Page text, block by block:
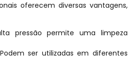
oferecem diversas vantagens,
pressão permite uma limpeza
Podem ser utilizadas em diferentes